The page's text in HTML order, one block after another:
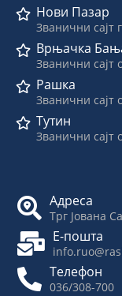
Нови Пазар
Званични сајт
Врњачка
Званични
Рашка
Званични сајт
Тутин
Званични сајт
Адреса
Трг Јована
Е-пошта
Телефон
036/308-700